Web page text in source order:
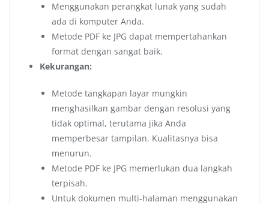
Menggunakan perangkat lunak yang sudah
ada di komputer Anda.
Metode PDF ke JPG dapat mempertahankan
format dengan sangat baik.
Kekurangan:
Metode tangkapan layar mungkin
menghasilkan gambar dengan resolusi yang
tidak optimal, terutama jika Anda
memperbesar tampilan. Kualitasnya bisa
menurun.
Metode PDF ke JPG memerlukan dua langkah
terpisah.
Untuk dokumen multi-halaman menggunakan